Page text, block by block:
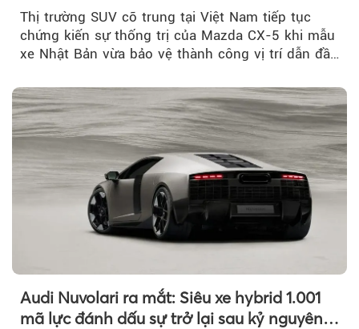
Thị trường SUV cỡ trung tại Việt Nam tiếp tục
chứng kiến sự thống trị của Mazda CX-5 khi mẫu
xe Nhật Bản vừa bảo vệ thành công vị trí dẫn đầu
Audi Nuvolari ra mắt: Siêu xe hybrid 1.001
mã lực đánh dấu sự trở lại sau kỷ nguyên